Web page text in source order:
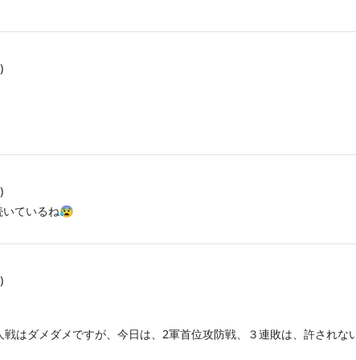
いているね😰
はダメダメですが、今日は、2軍首位攻防戦、３連敗は、許されな